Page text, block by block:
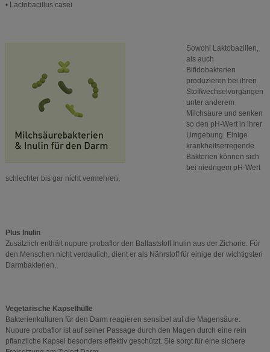
• Lactobacillus casei
Sowohl Laktobazillen,
als auch
Bifidobakterien
produzieren bei ihren
Stoffwechselvorgängen
unter anderem
Milchsäure und senken
so den pH-Wert in ihrer
Umgebung. Einige
krankheitserregende
Bakterien können sich
bei niedrigem pH-Wert
schlechter bis gar nicht vermehren.
Plus Inulin
Zusätzlich enthält nupure probaflor den Ballaststoff Inulin aus der Zichorie. Für
den Menschen nicht verdaulich, dient er als Nährstoff für einige der wichtigsten
Darmbakterien.
Vegetarische Kapselhülle
Bakterienkulturen für den Darm reagieren sensibel auf die Magensäure.
Nupure probaflor ist auf seiner Passage durch den Magen durch eine rein
pflanzliche Kapsel besonders effektiv geschützt. Sie sorgt für eine sichere